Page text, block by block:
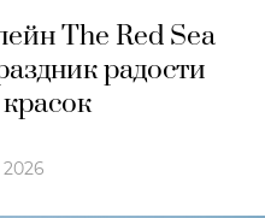
The Red Sea
радости
2026